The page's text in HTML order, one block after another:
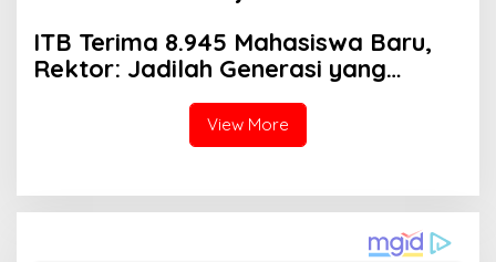
Pemeriksaan Jalur Masih
Berlangsung
ITB Terima 8.945 Mahasiswa Baru,
Rektor: Jadilah Generasi yang
Bermanfaat Bagi Zaman
View More